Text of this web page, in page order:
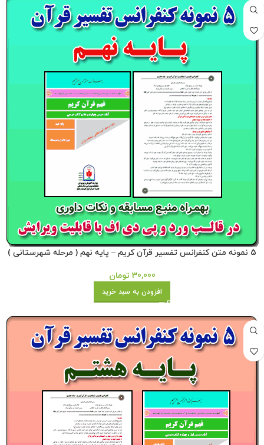
5 نمونه متن کنفرانس تفسیر قرآن کریم – پایه نهم ( مرحله شهرستانی )
30,000 تومان
افزودن به سبد خرید